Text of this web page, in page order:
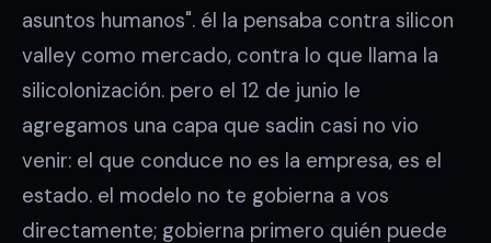
asuntos humanos". él la pensaba contra silicon
valley como mercado, contra lo que llama la
silicolonización. pero el 12 de junio le
agregamos una capa que sadin casi no vio
venir: el que conduce no es la empresa, es el
estado. el modelo no te gobierna a vos
directamente; gobierna primero quién puede